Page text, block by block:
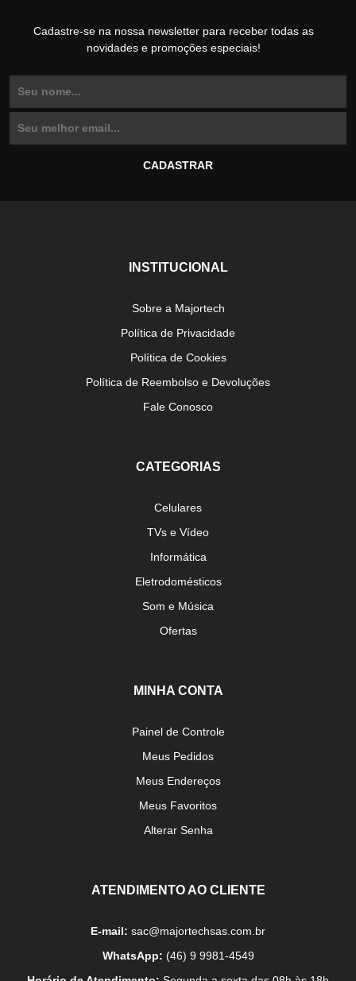
Cadastre-se na nossa newsletter para receber todas as
novidades e promoções especiais!
INSTITUCIONAL
Sobre a Majortech
Política de Privacidade
Política de Cookies
Política de Reembolso e Devoluções
Fale Conosco
CATEGORIAS
Celulares
TVs e Vídeo
Informática
Eletrodomésticos
Som e Música
Ofertas
MINHA CONTA
Painel de Controle
Meus Pedidos
Meus Endereços
Meus Favoritos
Alterar Senha
ATENDIMENTO AO CLIENTE
E-mail: sac@majortechsas.com.br
WhatsApp: (46) 9 9981-4549